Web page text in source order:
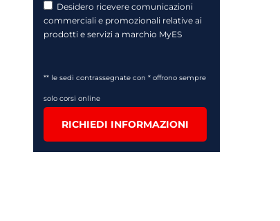
Desidero ricevere comunicazioni
commerciali e promozionali relative ai
prodotti e servizi a marchio MyES
** le sedi contrassegnate con * offrono sempre
solo corsi online
RICHIEDI INFORMAZIONI